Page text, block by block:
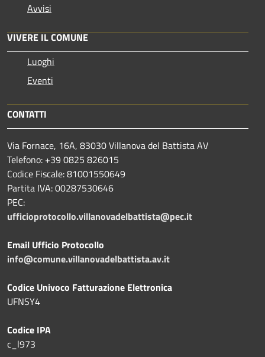
Avvisi
VIVERE IL COMUNE
Luoghi
Eventi
CONTATTI
Via Fornace, 16A, 83030 Villanova del Battista AV
Telefono: +39 0825 826015
Codice Fiscale: 81001550649
Partita IVA: 00287530646
PEC:
ufficioprotocollo.villanovadelbattista@pec.it
Email Ufficio Protocollo
info@comune.villanovadelbattista.av.it
Codice Univoco Fatturazione Elettronica
UFNSY4
Codice IPA
c_l973